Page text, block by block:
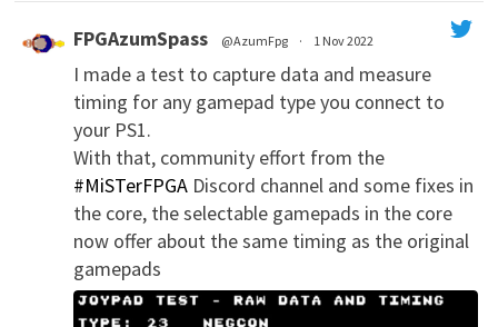
FPGAzumSpass @AzumFpg · 1 Nov 2022
I made a test to capture data and measure
timing for any gamepad type you connect to
your PS1.
With that, community effort from the
#MiSTerFPGADiscord channel and some fixes in
the core, the selectable gamepads in the core
now offer about the same timing as the original
gamepads